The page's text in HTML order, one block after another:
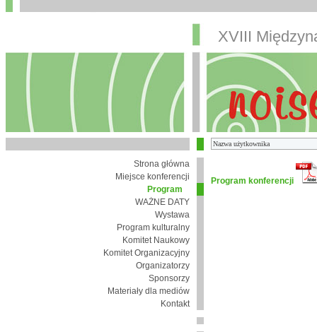
XVIII
Strona główna
Miejsce konferencji
Program
WAŻNE DATY
Wystawa
Program kulturalny
Komitet Naukowy
Komitet Organizacyjny
Organizatorzy
Sponsorzy
Materiały dla mediów
Kontakt
Program konferencji